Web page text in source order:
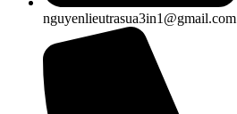
nguyenlieutrasua3in1@gmail.com